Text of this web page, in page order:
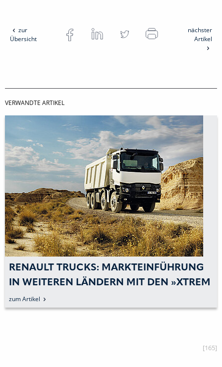
zur
Übersicht
nächster
Artikel
VERWANDTE ARTIKEL
RENAULT TRUCKS: MARKTEINFÜHRUNG
IN WEITEREN LÄNDERN MIT DEN »XTREM
DAYS« EINGELÄUTET
zum Artikel
[165]